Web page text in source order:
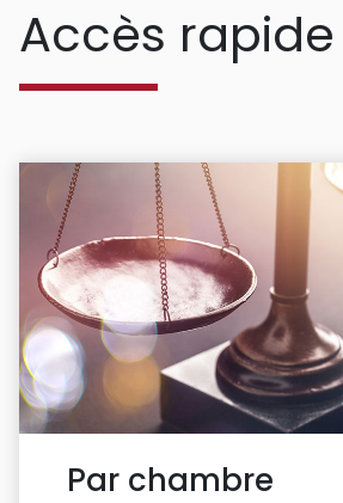
Accès
Par chambre